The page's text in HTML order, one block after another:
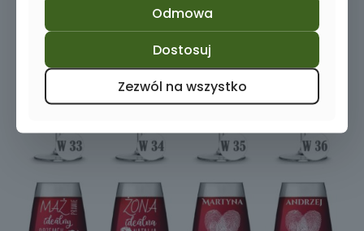
W46 W47 W48
Odmowa
Dostosuj
Zezwól na wszystko